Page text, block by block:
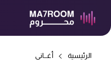
الرئيسية أغــاني